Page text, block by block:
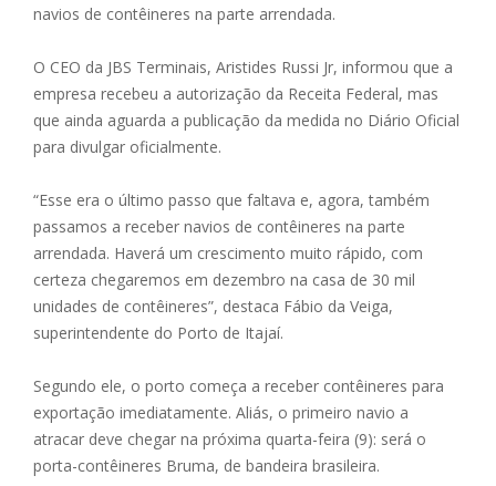
navios de contêineres na parte arrendada.
O CEO da JBS Terminais, Aristides Russi Jr, informou que a
empresa recebeu a autorização da Receita Federal, mas
que ainda aguarda a publicação da medida no Diário Oficial
para divulgar oficialmente.
“Esse era o último passo que faltava e, agora, também
passamos a receber navios de contêineres na parte
arrendada. Haverá um crescimento muito rápido, com
certeza chegaremos em dezembro na casa de 30 mil
unidades de contêineres”, destaca Fábio da Veiga,
superintendente do Porto de Itajaí.
Segundo ele, o porto começa a receber contêineres para
exportação imediatamente. Aliás, o primeiro navio a
atracar deve chegar na próxima quarta-feira (9): será o
porta-contêineres Bruma, de bandeira brasileira.